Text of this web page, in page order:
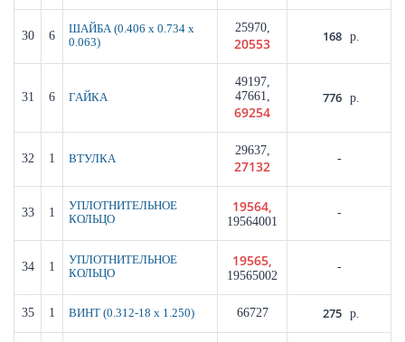
30 6
ШАЙБА (0.406 x 0.734 x
0.063)
25970,
20553 168 р.
31 6 ГАЙКА
49197,
47661,
69254
776 р.
32 1 ВТУЛКА
29637,
27132 -
33 1
УПЛОТНИТЕЛЬНОЕ
КОЛЬЦО
19564,
19564001
-
34 1
УПЛОТНИТЕЛЬНОЕ
КОЛЬЦО
19565,
19565002
-
35 1 ВИНТ (0.312-18 x 1.250) 66727 275 р.